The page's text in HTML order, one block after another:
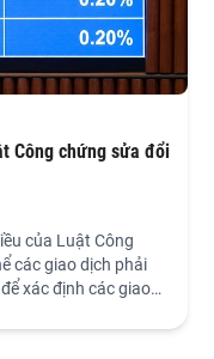
Công chứng sửa đổi
của Luật Công
các giao dịch phải
xác định các giao